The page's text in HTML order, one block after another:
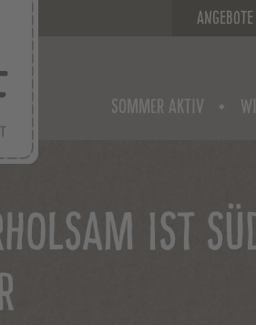
Angebote
SOMMER AKTIV
IST